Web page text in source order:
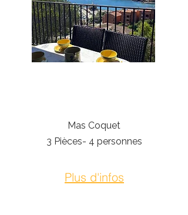
Mas Coquet
3 Pièces- 4 personnes
Plus d'infos